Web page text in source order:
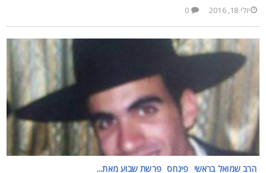
יולי 18, 2016
0
הרב שמואל בראשי פינחס פרשת שבוע מאת...